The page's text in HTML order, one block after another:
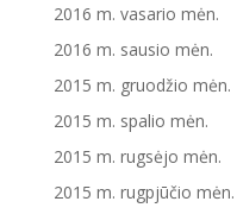
2016 m. vasario mėn.
2016 m. sausio mėn.
2015 m. gruodžio mėn.
2015 m. spalio mėn.
2015 m. rugsėjo mėn.
2015 m. rugpjūčio mėn.